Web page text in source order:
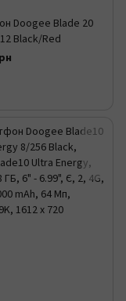
Doogee Blade 20
Black/Red